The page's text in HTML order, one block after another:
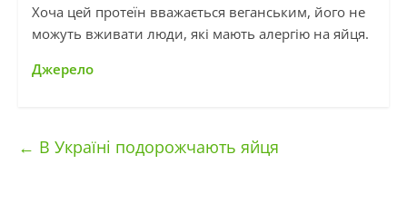
Хоча цей протеїн вважається веганським, його не
можуть вживати люди, які мають алергію на яйця.
Джерело
← В Україні подорожчають яйця